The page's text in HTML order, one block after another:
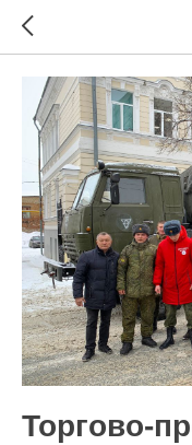
Торгово-